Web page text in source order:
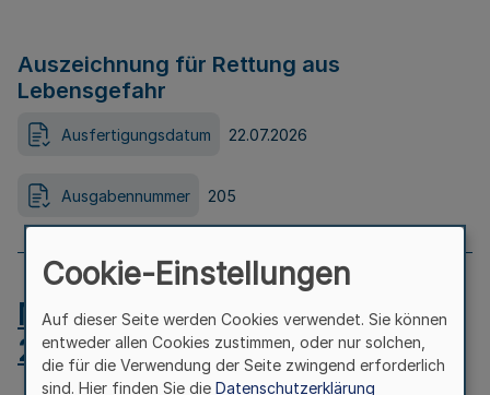
Auszeichnung für Rettung aus
Lebensgefahr
Ausfertigungsdatum 22.07.2026
Ausgabennummer 205
MB.NRW 2026 Nr. 204 vom
24.07.2026
Cookie-Einstellungen
Auf dieser Seite werden Cookies verwendet. Sie können
entweder allen Cookies zustimmen, oder nur solchen,
die für die Verwendung der Seite zwingend erforderlich
sind. Hier finden Sie die Datenschutzerklärung